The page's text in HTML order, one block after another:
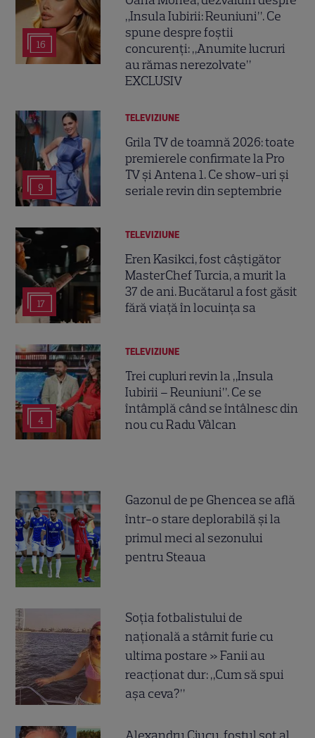
16
„Insula Iubirii: Reuniuni”. Ce
spune despre foștii
concurenți: „Anumite lucruri
au rămas nerezolvate”
EXCLUSIV
9
TELEVIZIUNE
Grila TV de toamnă 2026: toate
premierele confirmate la Pro
TV și Antena 1. Ce show-uri și
seriale revin din septembrie
17
TELEVIZIUNE
Eren Kasikci, fost câștigător
MasterChef Turcia, a murit la
37 de ani. Bucătarul a fost găsit
fără viață în locuința sa
4
TELEVIZIUNE
Trei cupluri revin la „Insula
Iubirii – Reuniuni”. Ce se
întâmplă când se întâlnesc din
nou cu Radu Vâlcan
Gazonul de pe Ghencea se află
într-o stare deplorabilă și la
primul meci al sezonului
pentru Steaua
Soția fotbalistului de
națională a stârnit furie cu
ultima postare » Fanii au
reacționat dur: „Cum să spui
așa ceva?”